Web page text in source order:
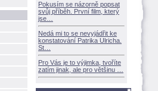
Pokusím se názorně popsat
svůj příběh. První film, který
jse
Nedá mi to se nevyjádřit ke
konstatování Patrika Ulricha.
St
Pro Vás je to výjimka, tvoříte
zatím jinak, ale pro většinu